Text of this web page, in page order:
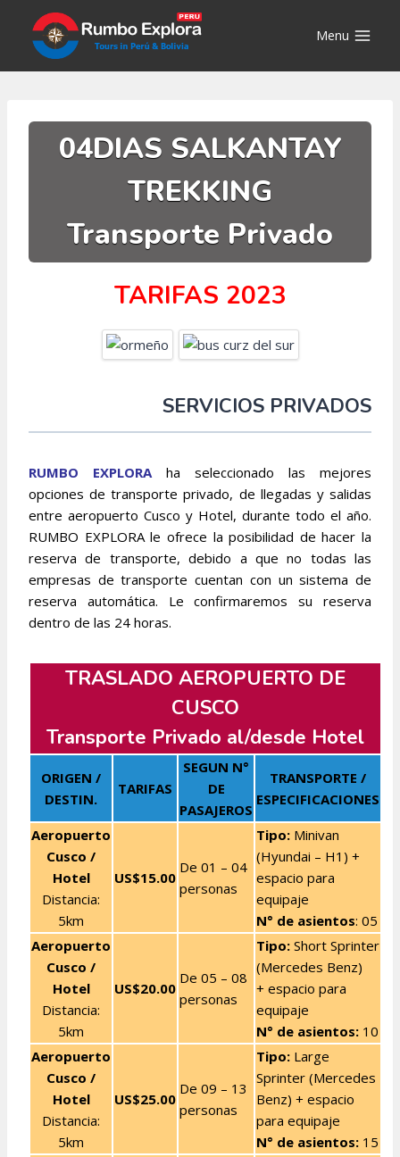
contenido
Menu
04DIAS SALKANTAY
TREKKING
Transporte Privado
TARIFAS 2023
SERVICIOS PRIVADOS
RUMBO EXPLORA
ha seleccionado las mejores
opciones de transporte privado, de llegadas y salidas
entre aeropuerto Cusco y Hotel, durante todo el año.
RUMBO EXPLORA le ofrece la posibilidad de hacer la
reserva de transporte, debido a que no todas las
empresas de transporte cuentan con un sistema de
reserva automática. Le confirmaremos su reserva
dentro de las 24 horas.
TRASLADO AEROPUERTO DE
CUSCO
Transporte Privado al/desde Hotel
ORIGEN /
DESTIN.
TARIFAS
SEGUN N°
DE
PASAJEROS
TRANSPORTE /
ESPECIFICACIONES
Aeropuerto
Cusco /
Hotel
Distancia:
5km
US$15.00
De 01 – 04
personas
Tipo: Minivan
(Hyundai – H1) +
espacio para
equipaje
N° de asientos: 05
Aeropuerto
Cusco /
Hotel
Distancia:
5km
US$20.00
De 05 – 08
personas
Tipo: Short Sprinter
(Mercedes Benz)
+ espacio para
equipaje
N° de asientos: 10
Aeropuerto
Cusco /
Hotel
Distancia:
5km
US$25.00
De 09 – 13
personas
Tipo: Large
Sprinter (Mercedes
Benz) + espacio
para equipaje
N° de asientos: 15